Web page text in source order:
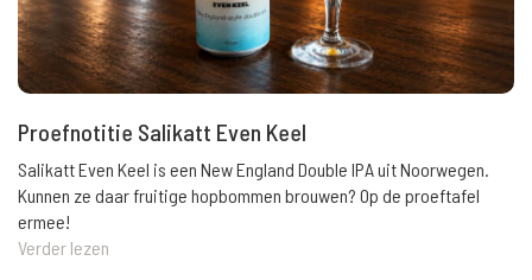
Proefnotitie Salikatt Even Keel
Salikatt Even Keel is een New England Double IPA uit Noorwegen.
Kunnen ze daar fruitige hopbommen brouwen? Op de proeftafel
ermee!
Verder lezen